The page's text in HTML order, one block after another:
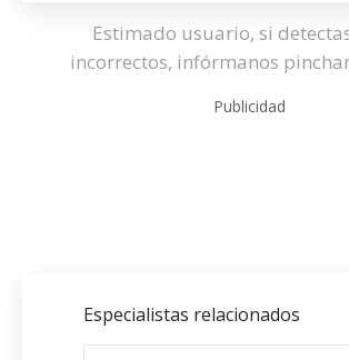
Estimado usuario, si
incorrectos, infórmanos
Publicidad
Especialistas relacionados